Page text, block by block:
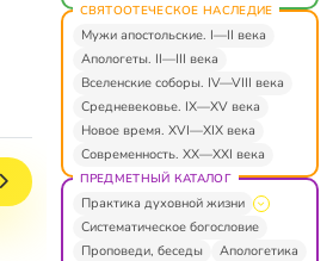
СВЯТООТЕЧЕСКОЕ НАСЛЕДИЕ
Мужи апостольские. I—II века
Апологеты. II—III века
Вселенские соборы. IV—VIII века
Средневековье. IX—XV века
Новое время. XVI—XIX века
Современность. XX—XXI века
ПРЕДМЕТНЫЙ КАТАЛОГ
Практика духовной жизни
Систематическое богословие
Проповеди, беседы
Апологетика